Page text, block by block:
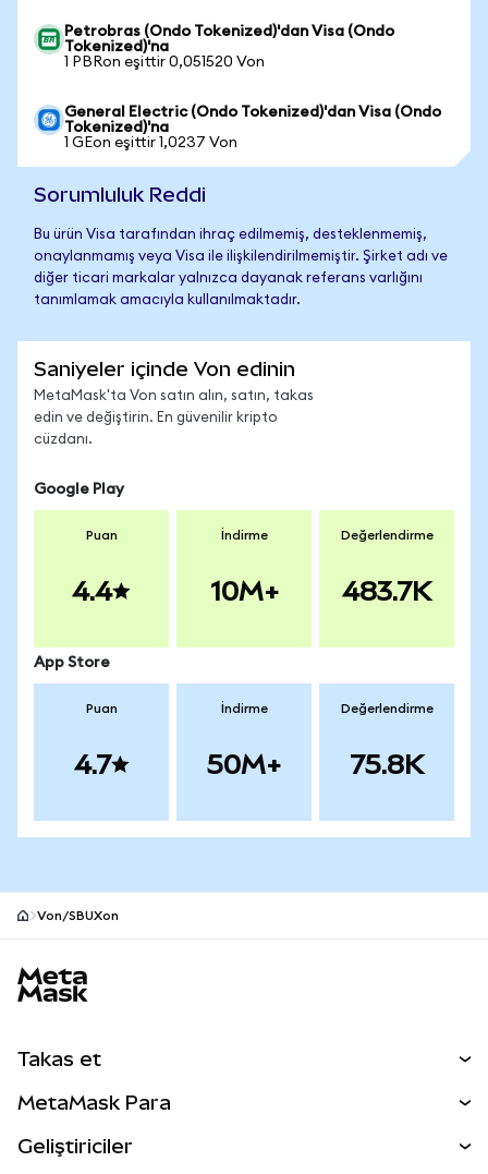
Petrobras (Ondo Tokenized)'dan Visa (Ondo
Tokenized)'na
1 PBRon eşittir 0,051520 Von
General Electric (Ondo Tokenized)'dan Visa (Ondo
Tokenized)'na
1 GEon eşittir 1,0237 Von
Sorumluluk Reddi
Bu ürün Visa tarafından ihraç edilmemiş, desteklenmemiş,
onaylanmamış veya Visa ile ilişkilendirilmemiştir. Şirket adı ve
diğer ticari markalar yalnızca dayanak referans varlığını
tanımlamak amacıyla kullanılmaktadır.
Saniyeler içinde Von edinin
MetaMask'ta Von satın alın, satın, takas
edin ve değiştirin. En güvenilir kripto
cüzdanı.
Google Play
Puan
4.4
İndirme
10M+
Değerlendirme
483.7K
App Store
Puan
4.7
İndirme
50M+
Değerlendirme
75.8K
Von/SBUXon
Takas et
Perps
MetaMask Para
Geliştiriciler